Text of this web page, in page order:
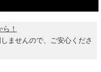
！
ませんので、ご安心くださ